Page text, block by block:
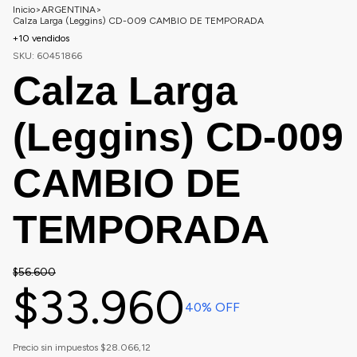
Inicio>ARGENTINA>
Calza Larga (Leggins) CD-009 CAMBIO DE TEMPORADA
+10 vendidos
SKU: 60451866
Calza Larga
(Leggins) CD-009
CAMBIO DE
TEMPORADA
$56.600
$33.960 40% OFF
Precio sin impuestos $28.066,12